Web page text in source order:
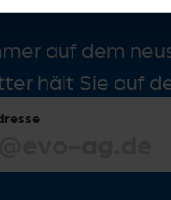
auf dem
hält Sie auf